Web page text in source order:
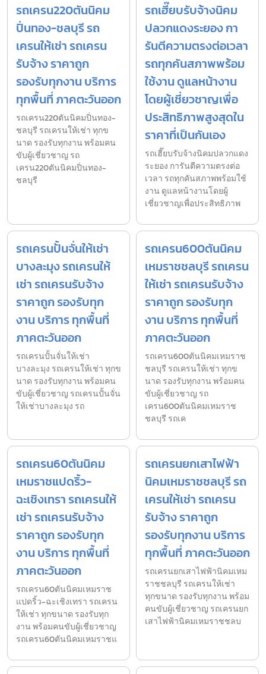
รถเครน220ตันนิคม
ปิ่นทอง-ชลบุรี รถ
เครนให้เช่า รถเครน
รับจ้าง ราคาถูก
รองรับทุกงาน บริการ
ทุกพื้นที่ ภาคตะวันออก
รถเครน220ตันนิคมปิ่นทอง-
ชลบุรี รถเครนให้เช่า ทุกข
นาด รองรับทุกงาน พร้อมคน
ขับผู้เชี่ยวชาญ รถ
เครน220ตันนิคมปิ่นทอง-
ชลบุรี
รถเฮี๊ยบรับจ้างนิคม
ปลวกแดงระยอง กา
รันตีความตรงต่อเวลา
รถทุกคันสภาพพร้อม
ใช้งาน ดูแลหน้างาน
โดยผู้เชี่ยวชาญเพื่อ
ประสิทธิภาพสูงสุดใน
ราคาที่เป็นกันเอง
รถเฮี๊ยบรับจ้างนิคมปลวกแดง
ระยอง การันตีความตรงต่อ
เวลา รถทุกคันสภาพพร้อมใช้
งาน ดูแลหน้างานโดยผู้
เชี่ยวชาญเพื่อประสิทธิภาพ
รถเครนปั้นจั่นให้เช่า
บางละมุง รถเครนให้
เช่า รถเครนรับจ้าง
ราคาถูก รองรับทุก
งาน บริการ ทุกพื้นที่
ภาคตะวันออก
รถเครนปั้นจั่นให้เช่า
บางละมุง รถเครนให้เช่า ทุกข
นาด รองรับทุกงาน พร้อมคน
ขับผู้เชี่ยวชาญ รถเครนปั้นจั่น
ให้เช่าบางละมุง รถ
รถเครน600ตันนิคม
เหมราชชลบุรี รถเครน
ให้เช่า รถเครนรับจ้าง
ราคาถูก รองรับทุก
งาน บริการ ทุกพื้นที่
ภาคตะวันออก
รถเครน600ตันนิคมเหมราช
ชลบุรี รถเครนให้เช่า ทุกข
นาด รองรับทุกงาน พร้อมคน
ขับผู้เชี่ยวชาญ รถ
เครน600ตันนิคมเหมราช
ชลบุรี รถเค
รถเครน60ตันนิคม
เหมราชแปดริ้ว-
ฉะเชิงเทรา รถเครนให้
เช่า รถเครนรับจ้าง
ราคาถูก รองรับทุก
งาน บริการ ทุกพื้นที่
ภาคตะวันออก
รถเครน60ตันนิคมเหมราช
แปดริ้ว-ฉะเชิงเทรา รถเครน
ให้เช่า ทุกขนาด รองรับทุก
งาน พร้อมคนขับผู้เชี่ยวชาญ
รถเครน60ตันนิคมเหมราชแ
รถเครนยกเสาไฟฟ้า
นิคมเหมราชชลบุรี รถ
เครนให้เช่า รถเครน
รับจ้าง ราคาถูก
รองรับทุกงาน บริการ
ทุกพื้นที่ ภาคตะวันออก
รถเครนยกเสาไฟฟ้านิคมเหม
ราชชลบุรี รถเครนให้เช่า
ทุกขนาด รองรับทุกงาน พร้อม
คนขับผู้เชี่ยวชาญ รถเครนยก
เสาไฟฟ้านิคมเหมราชชลบ